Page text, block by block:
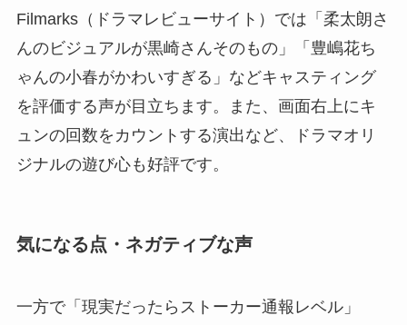
Filmarks（ドラマレビューサイト）では「柔太朗さ
んのビジュアルが黒崎さんそのもの」「豊嶋花ち
ゃんの小春がかわいすぎる」などキャスティング
を評価する声が目立ちます。また、画面右上にキ
ュンの回数をカウントする演出など、ドラマオリ
ジナルの遊び心も好評です。
気になる点・ネガティブな声
一方で「現実だったらストーカー通報レベル」